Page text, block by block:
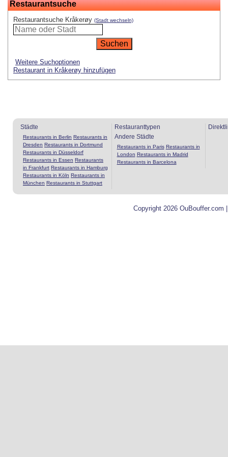
Restaurantsuche
Restaurantsuche Kråkerøy (Stadt wechseln)
Weitere Suchoptionen
Restaurant in Kråkerøy hinzufügen
Städte
Restaurants in Berlin Restaurants in
Dresden Restaurants in Dortmund
Restaurants in Düsseldorf
Restaurants in Essen Restaurants
in Frankfurt Restaurants in Hamburg
Restaurants in Köln Restaurants in
München Restaurants in Stuttgart
Restauranttypen
Andere Städte
Restaurants in Paris Restaurants in
London Restaurants in Madrid
Restaurants in Barcelona
Copyright 2026 OuBouffer.com